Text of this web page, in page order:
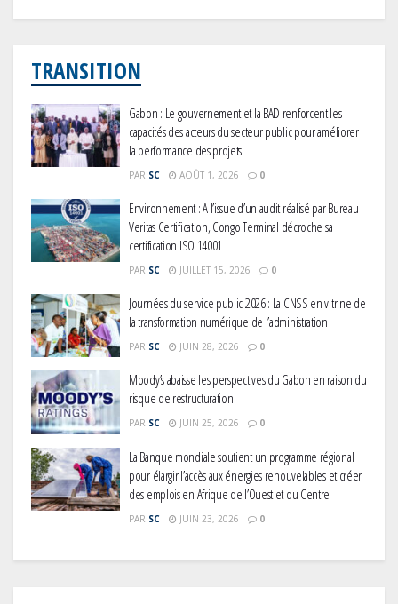
TRANSITION
Gabon : Le gouvernement et la BAD renforcent les
capacités des acteurs du secteur public pour améliorer
la performance des projets
PAR SC AOÛT 1, 2026 0
Environnement : A l’issue d’un audit réalisé par Bureau
Veritas Certification, Congo Terminal décroche sa
certification ISO 14001
PAR SC JUILLET 15, 2026 0
Journées du service public 2026 : La CNSS en vitrine de
la transformation numérique de l’administration
PAR SC JUIN 28, 2026 0
Moody’s abaisse les perspectives du Gabon en raison du
risque de restructuration
PAR SC JUIN 25, 2026 0
La Banque mondiale soutient un programme régional
pour élargir l’accès aux énergies renouvelables et créer
des emplois en Afrique de l’Ouest et du Centre
PAR SC JUIN 23, 2026 0